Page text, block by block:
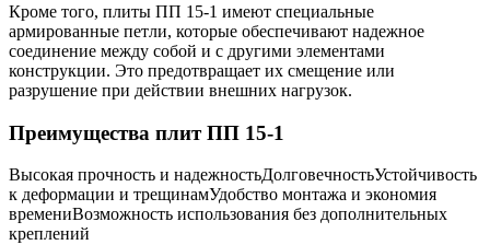
Кроме того, плиты ПП 15-1 имеют специальные
армированные петли, которые обеспечивают надежное
соединение между собой и с другими элементами
конструкции. Это предотвращает их смещение или
разрушение при действии внешних нагрузок.
Преимущества плит ПП 15-1
Высокая прочность и надежностьДолговечностьУстойчивость
к деформации и трещинамУдобство монтажа и экономия
времениВозможность использования без дополнительных
креплений